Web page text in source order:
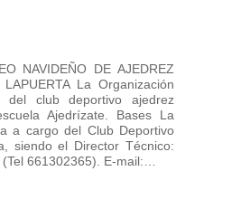
NAVIDEÑO DE AJEDREZ
La Organización
del club deportivo ajedrez
Ajedrízate. Bases La
a cargo del Club Deportivo
siendo el Director Técnico:
661302365). E-mail:…